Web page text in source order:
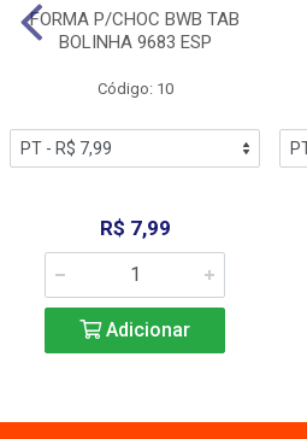
FORMA P/CHOC BWB TAB
BOLINHA 9683 ESP
Código: 10
R$ 7,99
Adicionar